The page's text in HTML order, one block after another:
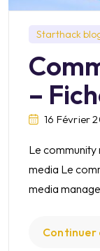
Starthack
–
16 Février
Le
media Le
media
Continuer